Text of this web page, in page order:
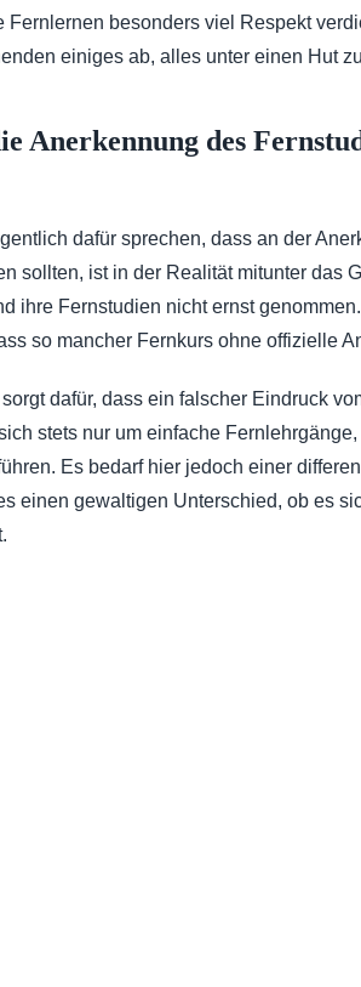
Fernlernen besonders viel Respekt
einiges ab, alles unter einen Hut
Anerkennung des
dafür sprechen, dass an der
sollten, ist in der Realität mitunter das
ihre Fernstudien nicht ernst
so mancher Fernkurs ohne offizielle
dafür, dass ein falscher Eindruck
stets nur um einfache
Es bedarf hier jedoch einer
einen gewaltigen Unterschied, ob es